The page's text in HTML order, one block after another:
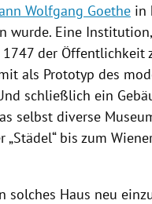
Wolfgang Goethe in
wurde. Eine
1747 der Öffentlichkeit
als Prototyp des
schließlich ein
selbst diverse
bis zum
solches Haus neu